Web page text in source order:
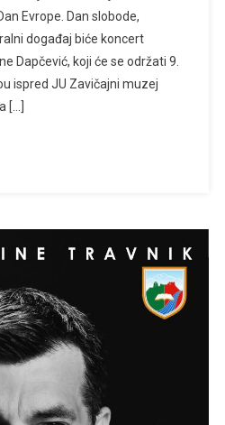
Maja
Nastupa
U
Centru
Evrope. Dan slobode,
događaj biće koncert
Dapčević, koji će se održati 9.
ispred JU Zavičajni muzej
[…]